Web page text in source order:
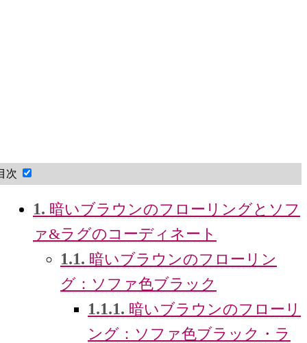
次
1. 暗いブラウンのフローリングとソフ
ァ&ラグのコーディネート
1.1. 暗いブラウンのフローリン
グ：ソファ色ブラック
1.1.1. 暗いブラウンのフローリ
ング：ソファ色ブラック・ラ